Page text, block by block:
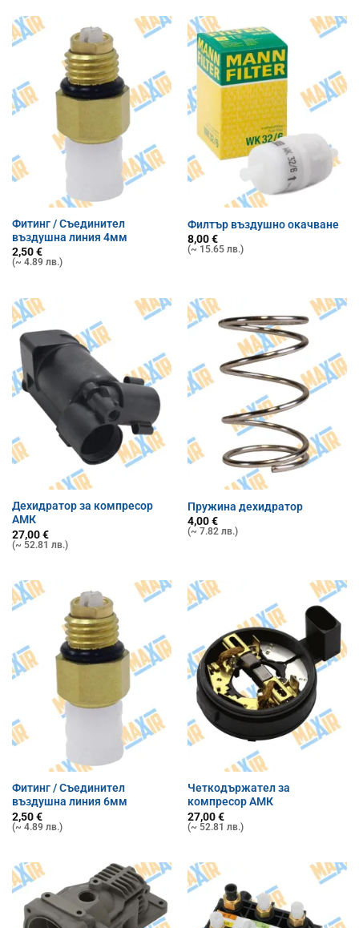
Фитинг / Съединител
въздушна линия 4мм
2,50€
(~ 4.89 лв.)
Филтър въздушно окачване
8,00€
(~ 15.65 лв.)
Дехидратор за компресор
АМК
27,00€
(~ 52.81 лв.)
Пружина дехидратор
4,00€
(~ 7.82 лв.)
Фитинг / Съединител
въздушна линия 6мм
2,50€
(~ 4.89 лв.)
Четкодържател за
компресор АМК
27,00€
(~ 52.81 лв.)